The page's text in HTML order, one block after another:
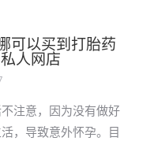
可以买到打胎药
人网店
注意，因为没有做好
，导致意外怀孕。目